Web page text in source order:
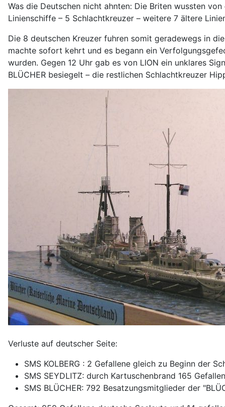
Was die Deutschen nicht ahnten: Die Briten wussten
Linienschiffe – 5 Schlachtkreuzer – weitere 7 ältere
Die 8 deutschen Kreuzer fuhren somit geradewegs in
machte sofort kehrt und es begann ein
wurden. Gegen 12 Uhr gab es von LION ein unklares
BLÜCHER besiegelt – die restlichen Schlachtkreuzer
Verluste auf deutscher Seite:
SMS KOLBERG : 2 Gefallene gleich zu Beginn der
SMS SEYDLITZ: durch Kartuschenbrand 165
SMS BLÜCHER: 792 Besatzungsmitglieder der